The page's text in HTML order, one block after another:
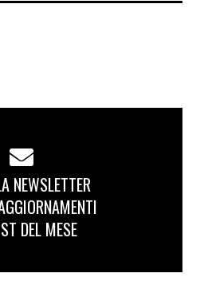
NEWSLETTER
DEL MESE